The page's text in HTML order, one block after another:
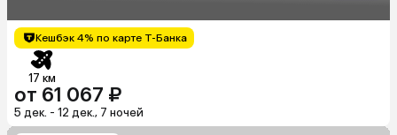
Кешбэк 4% по карте Т-Банка
17 км
от 61 067 ₽
5 дек. - 12 дек., 7 ночей